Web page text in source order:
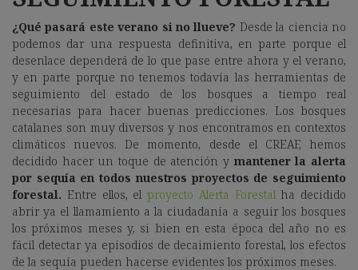
¿Qué pasará este verano si no llueve? Desde la ciencia no
podemos dar una respuesta definitiva, en parte porque el
desenlace dependerá de lo que pase entre ahora y el verano,
y en parte porque no tenemos todavía las herramientas de
seguimiento del estado de los bosques a tiempo real
necesarias para hacer buenas predicciones. Los bosques
catalanes son muy diversos y nos encontramos en contextos
climáticos nuevos. De momento, desde el CREAF, hemos
decidido hacer un toque de atención y mantener la alerta
por sequía en todos nuestros proyectos de seguimiento
forestal. Entre ellos, el proyecto Alerta Forestal ha decidido
abrir ya el llamamiento a la ciudadanía a seguir los bosques
los próximos meses y, si bien en esta época del año no es
fácil detectar ya episodios de decaimiento forestal, los efectos
de la sequía pueden hacerse evidentes los próximos meses.